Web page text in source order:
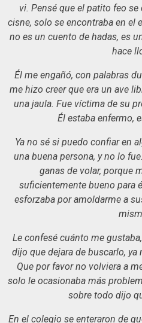
vi. Pensé que el patito feo
cisne, solo se encontraba en el
no es un cuento de hadas, es
hace
Él me engañó, con palabras
me hizo creer que era un ave
una jaula. Fue víctima de su
Él estaba enfermo,
Ya no sé si puedo confiar en
una buena persona, y no lo
ganas de volar, porque
suficientemente bueno para
esforzaba por amoldarme a
Le confesé cuánto me
dijo que dejara de buscarlo, ya
Que por favor no volviera a
solo le ocasionaba más
sobre todo dijo
En el colegio se enteraron de